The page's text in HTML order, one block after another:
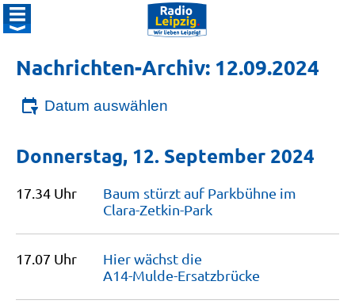
Nachrichten-Archiv: 12.09.2024
Datum auswählen
Donnerstag, 12. September 2024
17.34 Uhr
Baum stürzt auf Parkbühne im
Clara-Zetkin-Park
17.07 Uhr
Hier wächst die
A14-Mulde-Ersatzbrücke